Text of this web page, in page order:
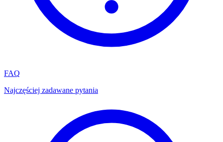
FAQ
Najczęściej zadawane pytania